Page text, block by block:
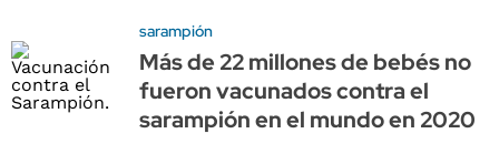
sarampión
Más de 22 millones de bebés no
fueron vacunados contra el
sarampión en el mundo en 2020